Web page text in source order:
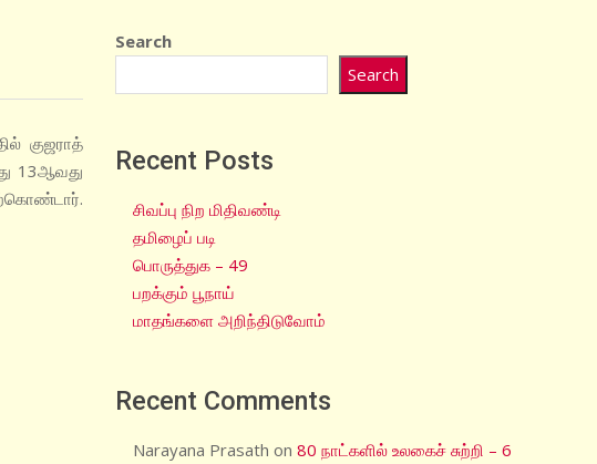
குஜராத்
13ஆவது
Search
Search
Recent Posts
சிவப்பு நிற மிதிவண்டி
தமிழைப் படி
பொருத்துக – 49
பறக்கும் பூநாய்
மாதங்களை அறிந்திடுவோம்
Recent Comments
Narayana Prasath on80 நாட்களில் உலகைச் சுற்றி – 6